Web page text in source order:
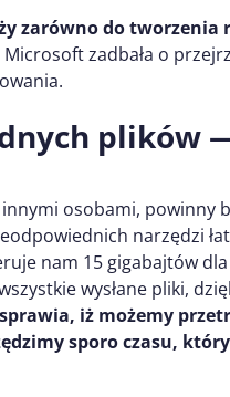
zarówno do tworzenia
Microsoft zadbała o
plików
osobami, powinny
narzędzi
nam 15 gigabajtów
wysłane pliki,
iż możemy
sporo czasu,